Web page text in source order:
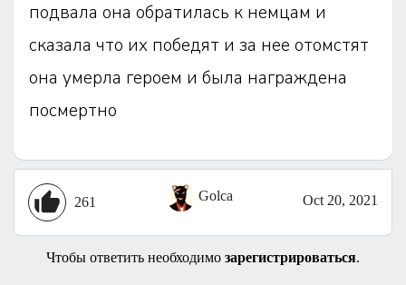
подвала она обратилась к немцам и
сказала что их победят и за нее отомстят
она умерла героем и была награждена
посмертно
261 Golca Oct 20, 2021
Чтобы ответить необходимо зарегистрироваться.